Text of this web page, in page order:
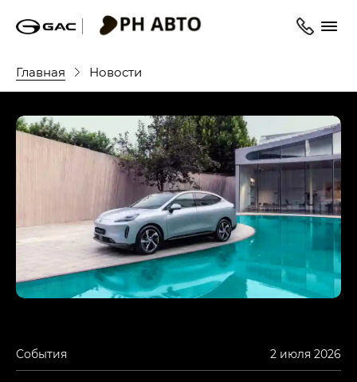
Главная Новости
События 2 июля 2026